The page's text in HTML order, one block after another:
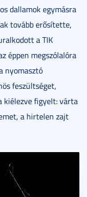
dallamok egymásra
tovább erősítette,
a TIK
éppen megszólalóra
nyomasztó
feszültséget,
kiélezve figyelt: várta
a hirtelen zajt